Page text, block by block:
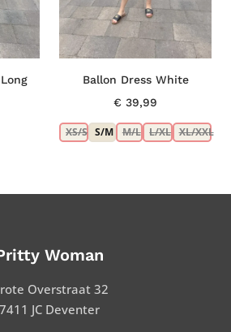
Ballon Dress White
€ 39,99
XS/S S/M M/L L/XL XL/XXL
Woman
Overstraat 32
7411 JC Deventer